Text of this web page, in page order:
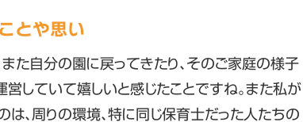
とや思い
た自分の園に戻ってきたり、そのご家庭の様子
していて嬉しいと感じたことですね。また私が
、周りの環境、特に同じ保育士だった人たちの